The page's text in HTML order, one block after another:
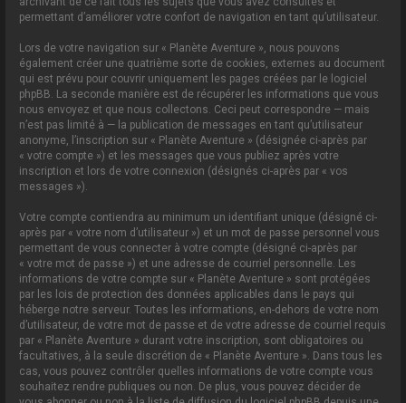
permettant d’améliorer votre confort de navigation en tant qu’utilisateur.
Lors de votre navigation sur « Planète Aventure », nous pouvons
également créer une quatrième sorte de cookies, externes au document
qui est prévu pour couvrir uniquement les pages créées par le logiciel
phpBB. La seconde manière est de récupérer les informations que vous
nous envoyez et que nous collectons. Ceci peut correspondre — mais
n’est pas limité à — la publication de messages en tant qu’utilisateur
anonyme, l’inscription sur « Planète Aventure » (désignée ci-après par
« votre compte ») et les messages que vous publiez après votre
inscription et lors de votre connexion (désignés ci-après par « vos
messages »).
Votre compte contiendra au minimum un identifiant unique (désigné ci-
après par « votre nom d’utilisateur ») et un mot de passe personnel vous
permettant de vous connecter à votre compte (désigné ci-après par
« votre mot de passe ») et une adresse de courriel personnelle. Les
informations de votre compte sur « Planète Aventure » sont protégées
par les lois de protection des données applicables dans le pays qui
héberge notre serveur. Toutes les informations, en-dehors de votre nom
d’utilisateur, de votre mot de passe et de votre adresse de courriel requis
par « Planète Aventure » durant votre inscription, sont obligatoires ou
facultatives, à la seule discrétion de « Planète Aventure ». Dans tous les
cas, vous pouvez contrôler quelles informations de votre compte vous
souhaitez rendre publiques ou non. De plus, vous pouvez décider de